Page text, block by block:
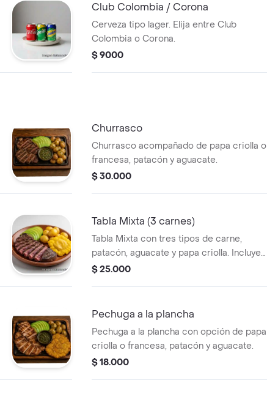
Club Colombia / Corona
Cerveza tipo lager. Elija entre Club
Colombia o Corona.
$ 9000
Churrasco
Churrasco acompañado de papa criolla o
francesa, patacón y aguacate.
$ 30.000
Tabla Mixta (3 carnes)
Tabla Mixta con tres tipos de carne,
patacón, aguacate y papa criolla. Incluye
salsa para acompañar.
$ 25.000
Pechuga a la plancha
Pechuga a la plancha con opción de papa
criolla o francesa, patacón y aguacate.
$ 18.000